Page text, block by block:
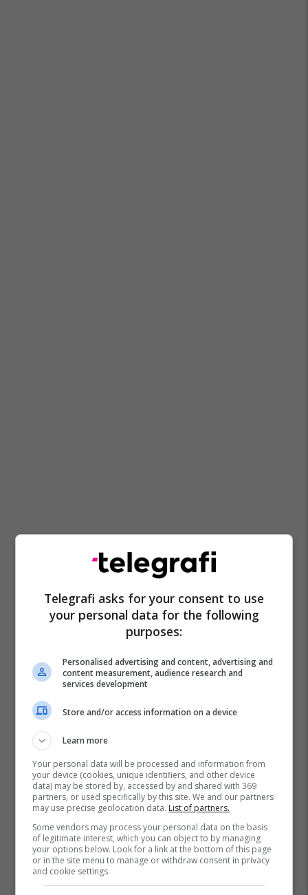
Franca Donald Trump
Telegrafi asks for your consent to use
your personal data for the following
purposes:
Personalised advertising and content, advertising and
content measurement, audience research and
services development
Store and/or access information on a device
Learn more
Your personal data will be processed and information from
your device (cookies, unique identifiers, and other device
data) may be stored by, accessed by and shared with 369
partners, or used specifically by this site. We and our partners
may use precise geolocation data. List of partners.
Some vendors may process your personal data on the basis
of legitimate interest, which you can object to by managing
your options below. Look for a link at the bottom of this page
or in the site menu to manage or withdraw consent in privacy
and cookie settings.